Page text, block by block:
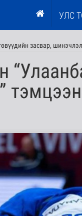
УЛС
засвар,